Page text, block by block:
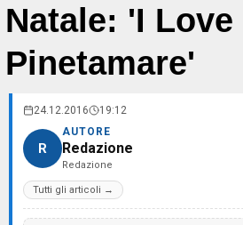
Natale: 'I Love
Pinetamare'
24.12.2016 19:12
R
AUTORE
Redazione
Redazione
Tutti gli articoli →